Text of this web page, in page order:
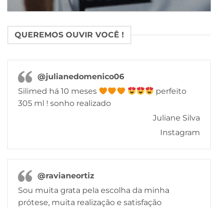
QUEREMOS OUVIR VOCÊ !
@julianedomenico06
Silimed há 10 meses
perfeito
305 ml ! sonho realizado
Juliane Silva
Instagram
@ravianeortiz
Sou muita grata pela escolha da minha
prótese, muita realização e satisfação